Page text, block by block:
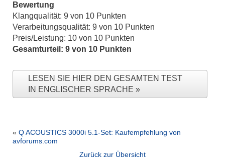
Bewertung
Klangqualität: 9 von 10 Punkten
Verarbeitungsqualität: 9 von 10 Punkten
Preis/Leistung: 10 von 10 Punkten
Gesamturteil: 9 von 10 Punkten
LESEN SIE HIER DEN GESAMTEN TEST
IN ENGLISCHER SPRACHE
« Q ACOUSTICS 3000i 5.1-Set: Kaufempfehlung von
avforums.com
Zurück zur Übersicht